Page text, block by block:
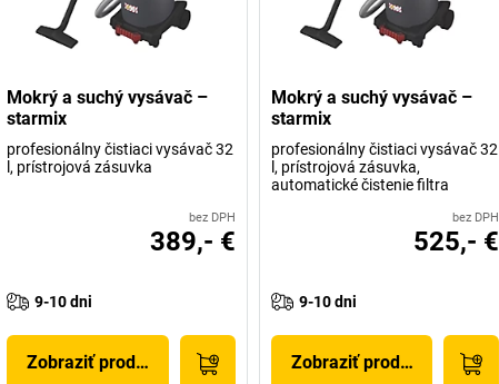
Mokrý a suchý vysávač –
starmix
profesionálny čistiaci vysávač 32
l, prístrojová zásuvka
bez DPH
389,- €
9-10 dni
Zobraziť produkt
Mokrý a suchý vysávač –
starmix
profesionálny čistiaci vysávač 32
l, prístrojová zásuvka,
automatické čistenie filtra
bez DPH
525,- €
9-10 dni
Zobraziť produkt